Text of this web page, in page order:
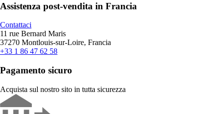
Assistenza post-vendita in Francia
Contattaci
11 rue Bernard Maris
37270 Montlouis-sur-Loire, Francia
+33 1 86 47 62 58
Pagamento sicuro
Acquista sul nostro sito in tutta sicurezza